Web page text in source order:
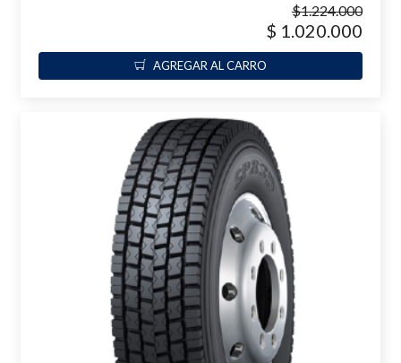
$1.224.000
$ 1.020.000
AGREGAR AL CARRO